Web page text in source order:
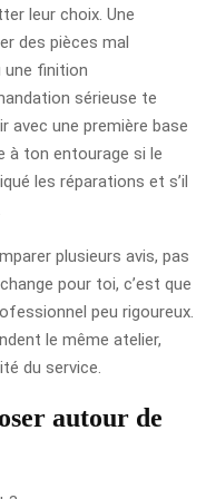
leur choix. Une
des pièces mal
une finition
sérieuse te
avec une première base
à ton entourage si le
les réparations et s’il
plusieurs avis, pas
pour toi, c’est que
peu rigoureux.
le même atelier,
du service.
autour de